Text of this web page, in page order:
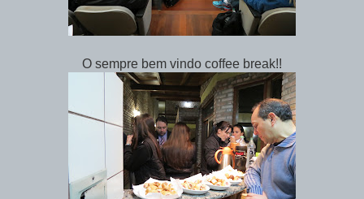
O sempre bem vindo coffee break!!